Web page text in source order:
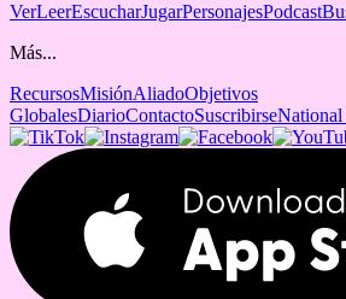
VerLeerEscucharJugarPersonajesPodcast
Más...
RecursosMisiónAliadoObjetivos
GlobalesDiarioContactoSuscribirse